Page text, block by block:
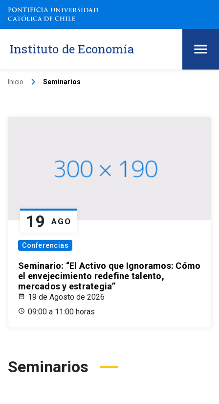
Instituto de Economía
Inicio keyboard_arrow_right Seminarios
19 AGO
Conferencias
Seminario: “El Activo que Ignoramos: Cómo
el envejecimiento redefine talento,
mercados y estrategia”
19 de Agosto de 2026
09:00 a 11:00 horas
Seminarios